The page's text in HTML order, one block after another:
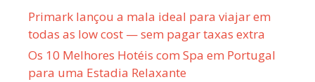
Primark lançou a mala ideal para viajar em
todas as low cost — sem pagar taxas extra
Os 10 Melhores Hotéis com Spa em Portugal
para uma Estadia Relaxante